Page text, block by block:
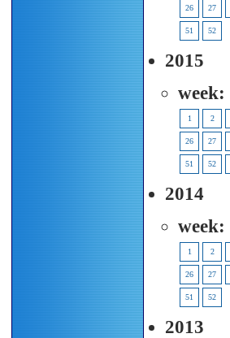
26 27
51 52
2015
week:
1 2
26 27
51 52
2014
week:
1 2
26 27
51 52
2013